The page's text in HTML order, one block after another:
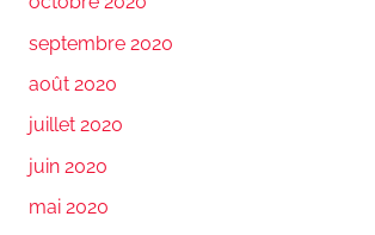
septembre 2020
août 2020
juillet 2020
juin 2020
mai 2020